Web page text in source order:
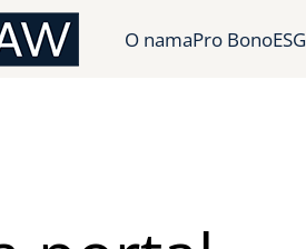
O namaPro BonoESG